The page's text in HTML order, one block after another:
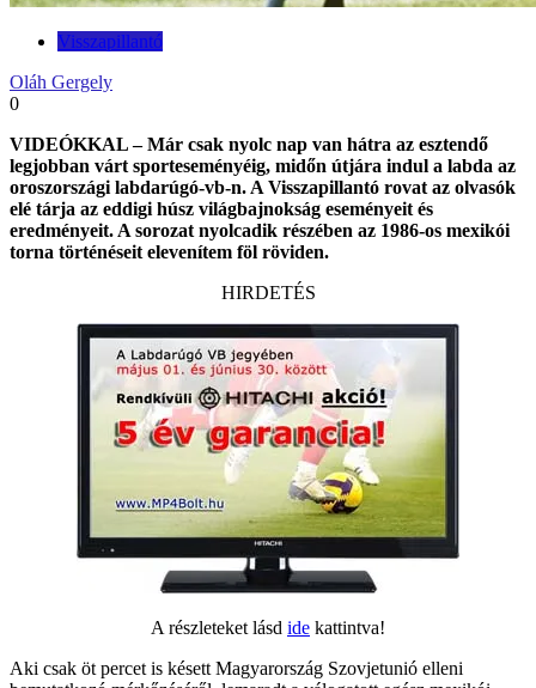
Visszapillantó
Oláh Gergely
0
VIDEÓKKAL – Már csak nyolc nap van hátra az esztendő
legjobban várt sporteseményéig, midőn útjára indul a labda az
oroszországi labdarúgó-vb-n. A Visszapillantó rovat az olvasók
elé tárja az eddigi húsz világbajnokság eseményeit és
eredményeit. A sorozat nyolcadik részében az 1986-os mexikói
torna történéseit elevenítem föl röviden.
HIRDETÉS
A részleteket lásd ide kattintva!
Aki csak öt percet is késett Magyarország Szovjetunió elleni